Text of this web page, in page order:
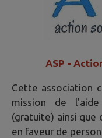
ASP -
Cette association
mission de
(gratuite) ainsi que
en faveur de